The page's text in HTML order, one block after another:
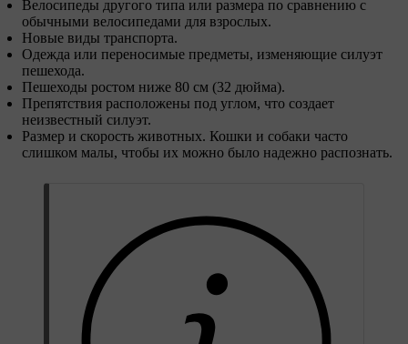
Велосипеды другого типа или размера по сравнению с
обычными велосипедами для взрослых.
Новые виды транспорта.
Одежда или переносимые предметы, изменяющие силуэт
пешехода.
Пешеходы ростом ниже 80 см (32 дюйма).
Препятствия расположены под углом, что создает
неизвестный силуэт.
Размер и скорость животных. Кошки и собаки часто
слишком малы, чтобы их можно было надежно распознать.